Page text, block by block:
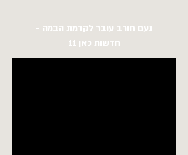
נעם חורב עובר לקדמת הבמה -
חדשות כאן 11